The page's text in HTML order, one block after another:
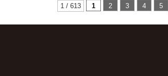
1 / 613 1 2 3 4 5